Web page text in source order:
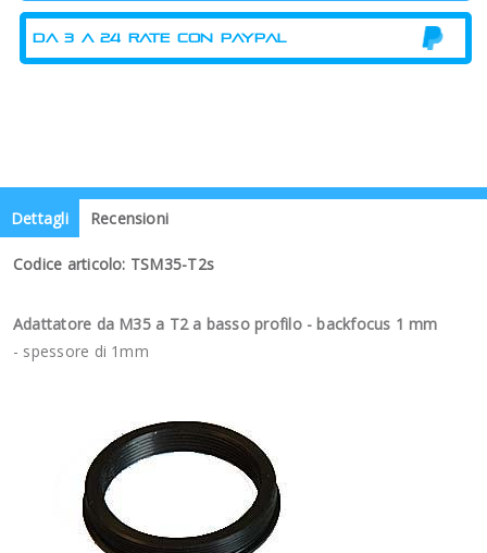
Dettagli Recensioni
Codice articolo: TSM35-T2s
Adattatore da M35 a T2 a basso profilo - backfocus 1 mm
- spessore di 1mm